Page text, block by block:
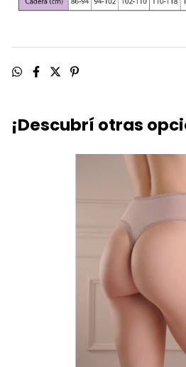
¡Descubrí otras